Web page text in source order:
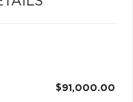
$91,000.00